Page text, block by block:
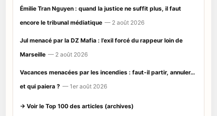
Émilie Tran Nguyen : quand la justice ne suffit plus, il faut
encore le tribunal médiatique — 2 août 2026
Jul menacé par la DZ Mafia : l’exil forcé du rappeur loin de
Marseille — 2 août 2026
Vacances menacées par les incendies : faut-il partir, annuler…
et qui paiera ? — 1er août 2026
→ Voir le Top 100 des articles (archives)